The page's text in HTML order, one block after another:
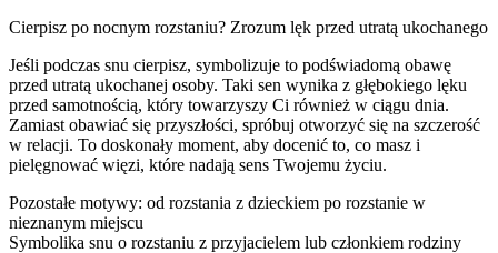
Cierpisz po nocnym rozstaniu? Zrozum lęk przed utratą ukochanego
Jeśli podczas snu cierpisz, symbolizuje to podświadomą obawę
przed utratą ukochanej osoby. Taki sen wynika z głębokiego lęku
przed samotnością, który towarzyszy Ci również w ciągu dnia.
Zamiast obawiać się przyszłości, spróbuj otworzyć się na szczerość
w relacji. To doskonały moment, aby docenić to, co masz i
pielęgnować więzi, które nadają sens Twojemu życiu.
Pozostałe motywy: od rozstania z dzieckiem po rozstanie w
nieznanym miejscu
Symbolika snu o rozstaniu z przyjacielem lub członkiem rodziny